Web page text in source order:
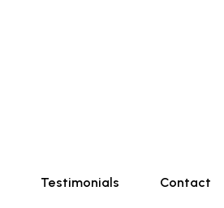
Testimonials Contact